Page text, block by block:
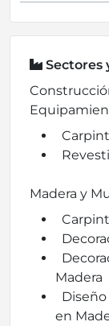
Sectores
Madera y
Madera
en